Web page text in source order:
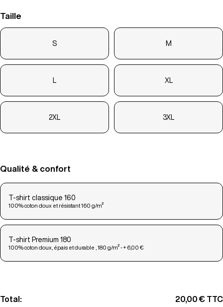
Taille
S M
XL
2XL 3XL
Qualité & confort
T-shirt classique 160
100% coton doux et résistant 160 g/m²
T-shirt Premium 180
100% coton doux, épais et durable , 180 g/m² - + 6,00 €
Total: 20,00 € TTC